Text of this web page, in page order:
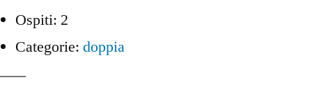
Ospiti: 2
Categorie: doppia